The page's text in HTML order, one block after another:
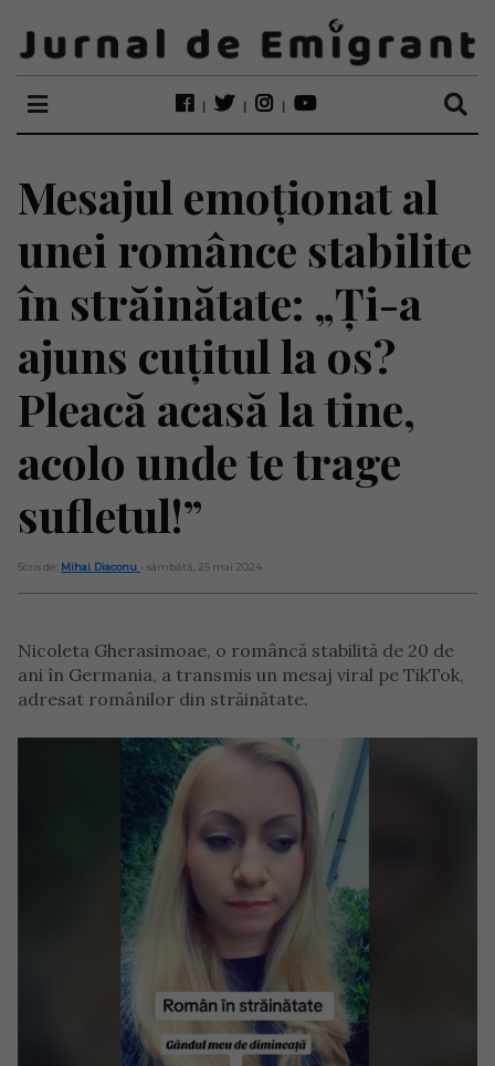
Mesajul emoționat al
unei românce stabilite
în străinătate: „Ți-a
ajuns cuțitul la os?
Pleacă acasă la tine,
acolo unde te trage
sufletul!”
Scris de: Mihai Diaconu - sâmbătă, 25 mai 2024
Nicoleta Gherasimoae, o româncă stabilită de 20 de
ani în Germania, a transmis un mesaj viral pe TikTok,
adresat românilor din străinătate.